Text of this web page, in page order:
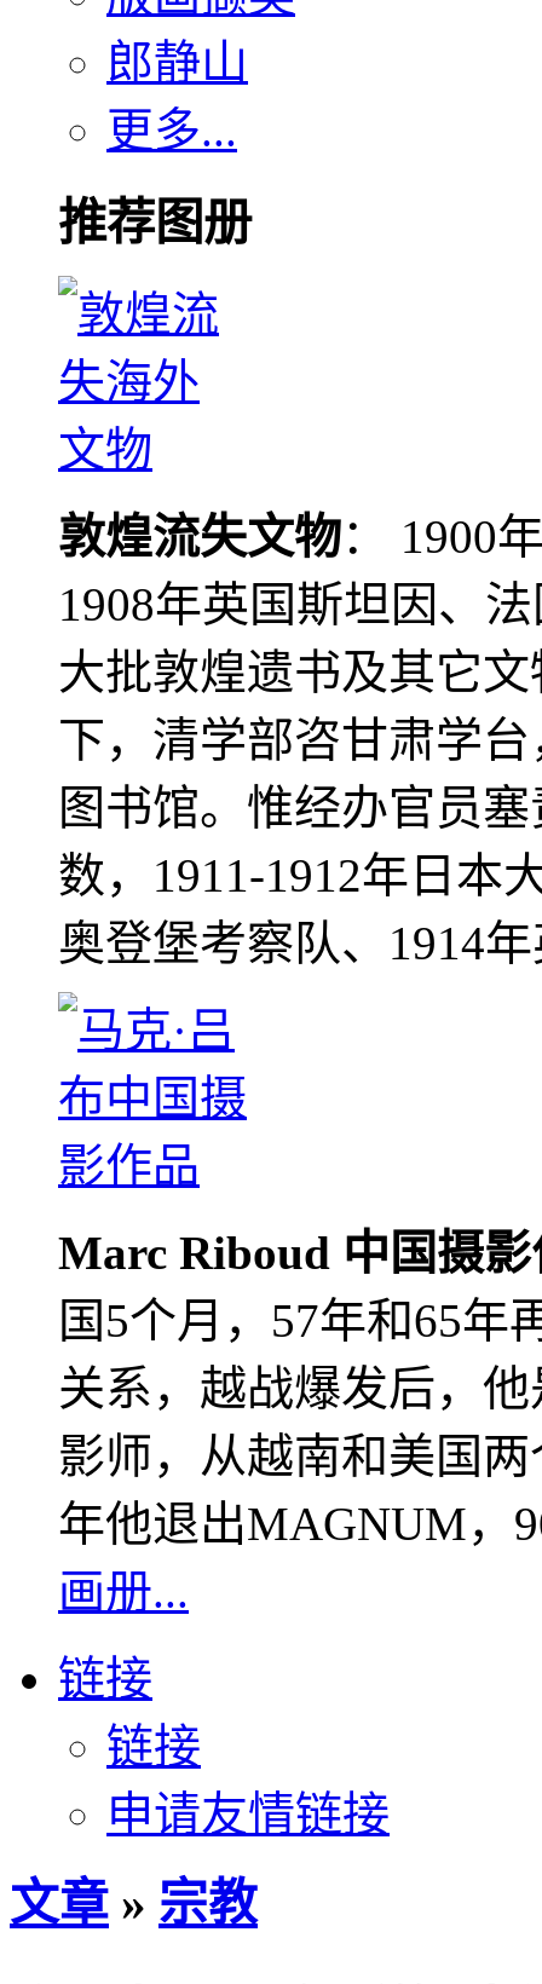
郎静山
更多...
推荐图册
敦煌流失文物： 1900
1908年英国斯坦因、
大批敦煌遗书及其它
下，清学部咨甘肃学
图书馆。惟经办官员
数，1911-1912年日本
奥登堡考察队、1914
Marc Riboud 中国摄
国5个月，57年和65年
关系，越战爆发后，
影师，从越南和美国
年他退出MAGNUM，
画册...
链接
链接
申请友情链接
文章 » 宗教